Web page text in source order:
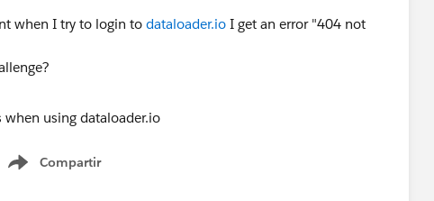
when I try to login to dataloader.io I get an error "404 not
Compartir
Show menu